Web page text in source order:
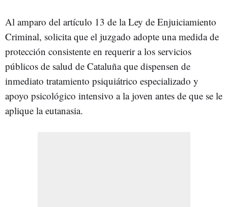
Al amparo del artículo 13 de la Ley de Enjuiciamiento
Criminal, solicita que el juzgado adopte una medida de
protección consistente en requerir a los servicios
públicos de salud de Cataluña que dispensen de
inmediato tratamiento psiquiátrico especializado y
apoyo psicológico intensivo a la joven antes de que se le
aplique la eutanasia.